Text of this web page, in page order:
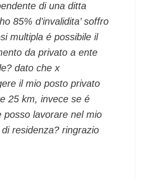
di una ditta
85% d’invalidita’ soffro
multipla é possibile il
da privato a ente
dato che x
il mio posto privato
25 km, invece se é
posso lavorare nel mio
residenza? ringrazio